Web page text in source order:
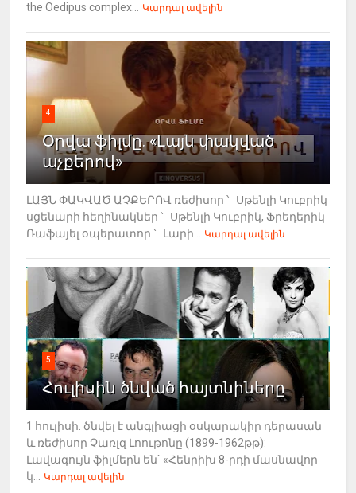
the Oedipus complex...
Կարդալ ավելին
4
Օրվա ֆիլմը. «Լայն փակված
աչքերով»
ԼԱՅՆ ՓԱԿՎԱԾ ԱՉՔԵՐՈՎ ռեժիսոր ՝ Սթենլի Կուբրիկ
սցենարի հեղինակներ ՝ Սթենլի Կուբրիկ, Ֆրեդերիկ
Ռաֆայել օպերատոր ՝ Լարի...
Կարդալ ավելին
5
Հուլիսին ծնված հայտնիները
1 հուլիսի. ծնվել է անգլիացի օսկարակիր դերասան
և ռեժիսոր Չառլզ Լոութոնը (1899-1962թթ):
Լավագույն ֆիլմերն են` «Հենրիխ 8-րդի մասնավոր
կ...
Կարդալ ավելին